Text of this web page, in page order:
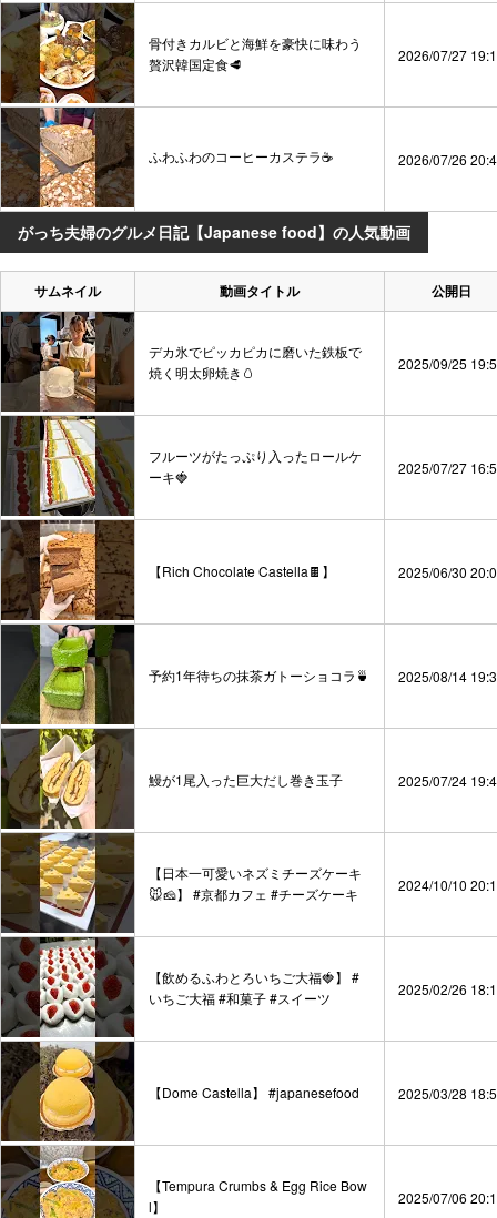
骨付きカルビと海鮮を豪快に味わう
贅沢韓国定食🥩
2026/07/27
ふわふわのコーヒーカステラ☕ 2026/07/26
がっち夫婦のグルメ日記【Japanese food】の人気動画
サムネイル 動画タイトル 公開日
デカ氷でピッカピカに磨いた鉄板で
焼く明太卵焼き🥚
2025/09/25
フルーツがたっぷり入ったロールケ
ーキ🍓
2025/07/27
【Rich Chocolate Castella🍫】 2025/06/30
予約1年待ちの抹茶ガトーショコラ🍵 2025/08/14
鰻が1尾入った巨大だし巻き玉子 2025/07/24
【日本一可愛いネズミチーズケーキ
🐭🧀】 #京都カフェ #チーズケーキ
2024/10/10
【飲めるふわとろいちご大福🍓】 #
いちご大福 #和菓子 #スイーツ
2025/02/26
【Dome Castella】 #japanesefood 2025/03/28
【Tempura Crumbs & Egg Rice Bow
l】
2025/07/06